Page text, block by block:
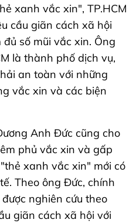
xanh vắc xin", TP.HCM
cầu giãn cách xã hội
số mũi vắc xin. Ông
là thành phố dịch vụ,
an toàn với những
vắc xin và các biện
Anh Đức cũng cho
phủ vắc xin và gấp
xanh vắc xin" mới có
Theo ông Đức, chính
nghiên cứu theo
giãn cách xã hội với